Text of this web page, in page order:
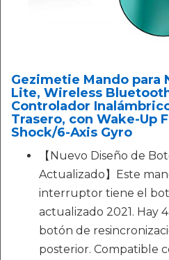
Gezimetie Mando para
Lite, Wireless
Controlador
Trasero, con Wake-Up
Shock/6-Axis Gyro
【Nuevo Diseño de
Actualizado】Este
interruptor tiene el
actualizado 2021. Hay
botón de
posterior. Compatible